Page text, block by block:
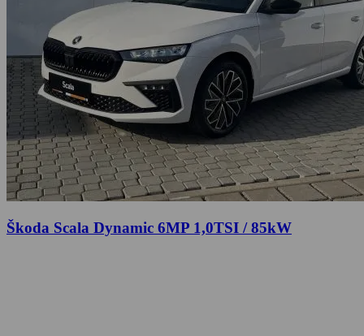
Škoda Scala Dynamic 6MP 1,0TSI / 85kW